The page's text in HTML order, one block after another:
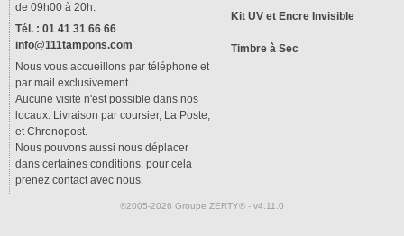
de 09h00 à 20h.
Tél. : 01 41 31 66 66
info@111tampons.com
Nous vous accueillons par téléphone et
par mail exclusivement.
Aucune visite n'est possible dans nos
locaux. Livraison par coursier, La Poste,
et Chronopost.
Nous pouvons aussi nous déplacer
dans certaines conditions, pour cela
prenez contact avec nous.
Kit UV et Encre Invisible
Timbre à Sec
®2005-2026 Groupe ZERTY® - v4.11.0